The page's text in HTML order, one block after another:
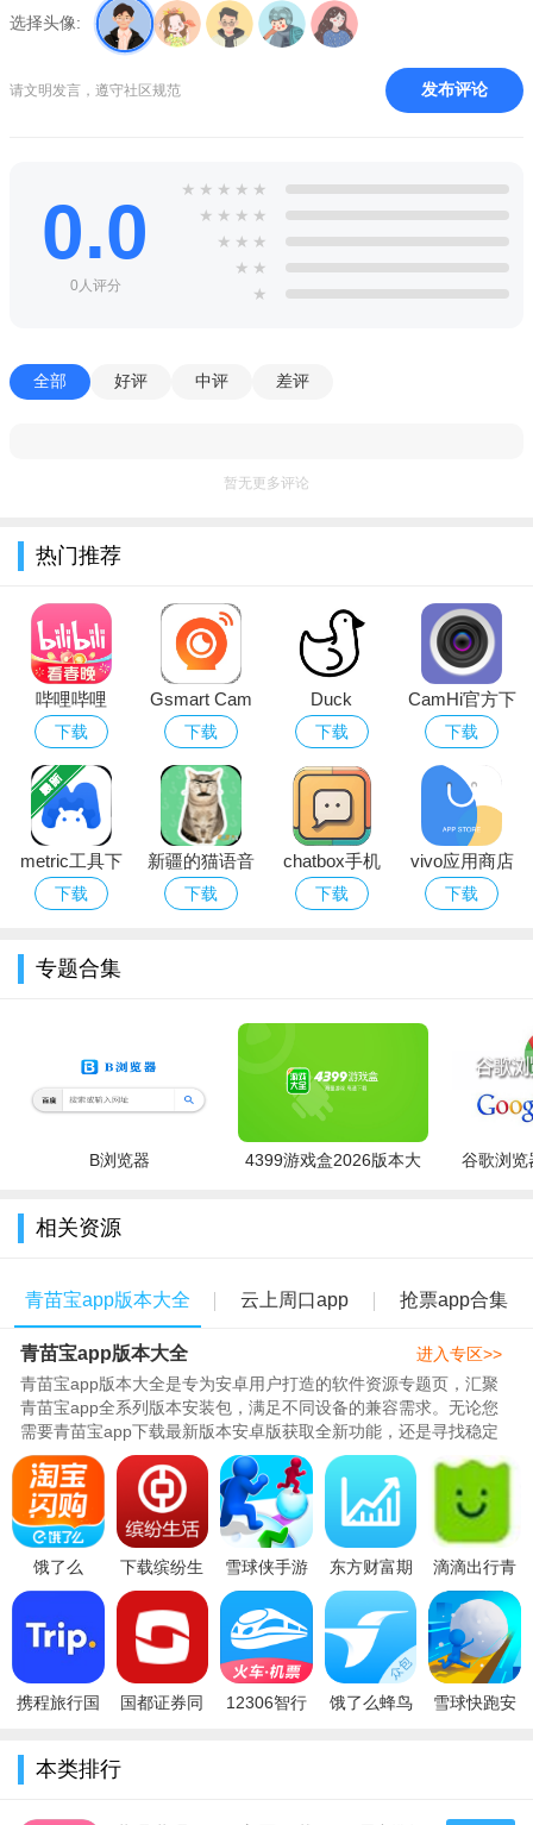
【余票监控】自动监控余票，一旦有票就会马上通知您；
【智能查询】分析附近站点的余票，大大提高买到票的几
【酒店机票】通过地图查找酒店，实现特价机票火车票比价;
【其他功能】购买高铁，动车票，同时支持12306网站和铁路
12306购票。
1.最受好评 的火车票软件，当然不只是查询预订那么简单；
5.电话订票 实现电话自动重拨功能，电话抢票很容易。
来智行抢国庆车票，抢不到就赔！
【火车】
智能方案全面升级，千方百计送你出发！
【机票】
国庆专属特价机票尽在智行；
机票晚到返现卡上线，晚到返千元。
亮点
1、酒店新客大礼包震撼上线，助你国庆嗨翻全场；
2、全新酒店“青年价”，年轻人订酒店，更便宜；
3、钟点房资源更新，不同时长钟点房，任性住；
选择头像:
请文明发言，遵守社区规范 发布评论
0.0
0人评分
★ ★ ★ ★ ★
★ ★ ★ ★
★ ★ ★
★ ★
★
全部 好评 中评 差评
暂无更多评论
热门推荐
哔哩哔哩
bilibili官网下
载2026最新版
下载
Gsmart Cam
官方下载
下载
Duck
Detector检测
最新版本
下载
CamHi官方下
载
下载
metric工具下
载
下载
新疆的猫语音
盒app下载
下载
chatbox手机
版官方下载
下载
vivo应用商店
下载最新版
下载
专题合集
B浏览器
4399游戏盒2026版本大
谷歌浏览
相关资源
青苗宝app版本大全 云上周口app 抢票app合集
青苗宝app版本大全
青苗宝app版本大全是专为安卓用户打造的软件资源专题页，汇聚
青苗宝app全系列版本安装包，满足不同设备的兼容需求。无论您
需要青苗宝app下载最新版本安卓版获取全新功能，还是寻找稳定
流畅的历史版本，本站均提供安全..
进入专区>>
饿了么
app(更名淘
官方版
v12.7.3
下载缤纷生
活app中国
银行最新版
v6.3.3安卓
版
雪球侠手游
v1.0.0安卓
版
东方财富期
货appv2.9.5
安卓版
滴滴出行青
菜拼车app
官方版
v6.0.0安卓
版
携程旅行国
官方最新手
国都证券同
赢)appv8.04.0
12306智行
饿了么蜂鸟
雪球快跑安
本类排行